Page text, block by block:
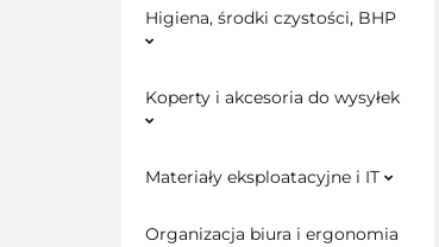
Higiena, środki czystości, BHP
Koperty i akcesoria do wysyłek
Materiały eksploatacyjne i IT
Organizacja biura i ergonomia